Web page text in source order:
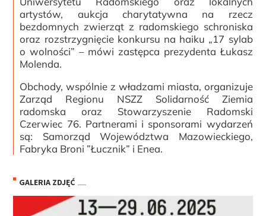
artystów, aukcja charytatywna na rzecz
bezdomnych zwierząt z radomskiego schroniska
oraz rozstrzygnięcie konkursu na haiku „17 sylab
o wolności” – mówi zastępca prezydenta Łukasz
Molenda.
Obchody, wspólnie z władzami miasta, organizuje
Zarząd Regionu NSZZ Solidarność Ziemia
radomska oraz Stowarzyszenie Radomski
Czerwiec 76. Partnerami i sponsorami wydarzeń
są: Samorząd Województwa Mazowieckiego,
Fabryka Broni ”Łucznik” i Enea.
GALERIA ZDJĘĆ